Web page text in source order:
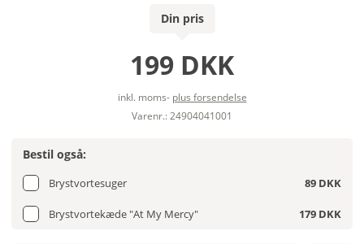
Din pris
199 DKK
inkl. moms- plus forsendelse
Varenr.: 24904041001
Bestil også:
Brystvortesuger 89 DKK
Brystvortekæde "At My Mercy" 179 DKK